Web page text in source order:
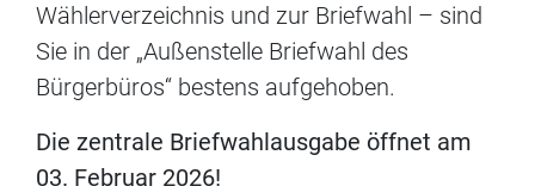
Wählerverzeichnis und zur Briefwahl – sind
Sie in der „Außenstelle Briefwahl des
Bürgerbüros“ bestens aufgehoben.
Die zentrale Briefwahlausgabe öffnet am
03. Februar 2026!